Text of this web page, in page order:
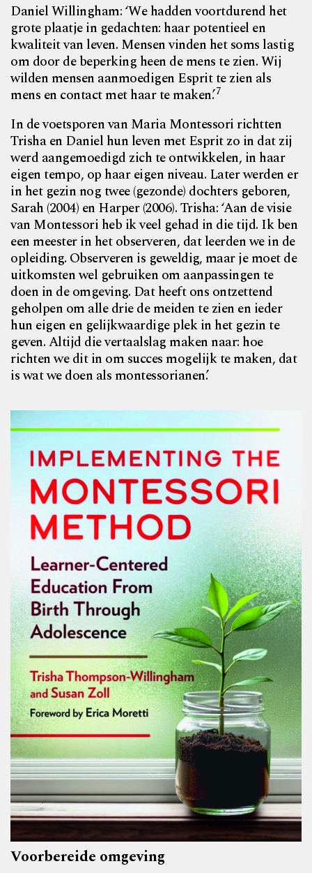
Daniel Willingham: ‘We hadden voortdurend het
grote plaatje in gedachten: haar potentieel en
kwaliteit van leven. Mensen vinden het soms lastig
om door de beperking heen de mens te zien. Wij
wilden mensen aanmoedigen Esprit te zien als
mens en contact met haar te maken.’7
In de voetsporen van Maria Montessori richtten
Trisha en Daniel hun leven met Esprit zo in dat zij
werd aangemoedigd zich te ontwikkelen, in haar
eigen tempo, op haar eigen niveau. Later werden er
in het gezin nog twee (gezonde) dochters geboren,
Sarah (2004) en Harper (2006). Trisha: ‘Aan de visie
van Montessori heb ik veel gehad in die tijd. Ik ben
een meester in het observeren, dat leerden we in de
opleiding. Observeren is geweldig, maar je moet de
uitkomsten wel gebruiken om aanpassingen te
doen in de omgeving. Dat heeft ons ontzettend
geholpen om alle drie de meiden te zien en ieder
hun eigen en gelijkwaardige plek in het gezin te
geven. Altijd die vertaalslag maken naar: hoe
richten we dit in om succes mogelijk te maken, dat
is wat we doen als montessorianen.’
Voorbereide omgeving